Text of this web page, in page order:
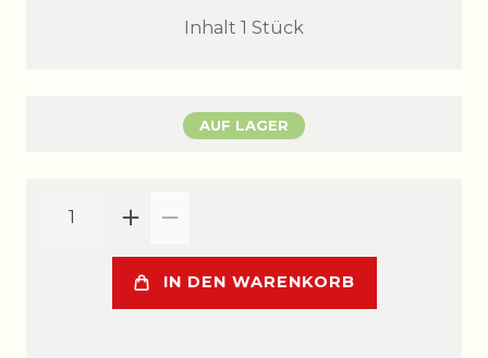
Inhalt 1 Stück
AUF LAGER
IN DEN WARENKORB